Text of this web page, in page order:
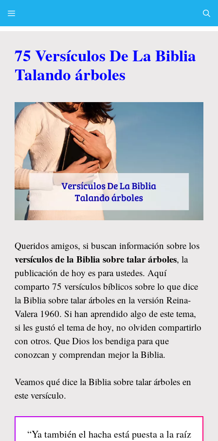
75 Versículos De La Biblia
Talando árboles
Queridos amigos, si buscan información sobre los
versículos de la Biblia sobre talar árboles, la
publicación de hoy es para ustedes. Aquí
comparto 75 versículos bíblicos sobre lo que dice
la Biblia sobre talar árboles en la versión Reina-
Valera 1960. Si han aprendido algo de este tema,
si les gustó el tema de hoy, no olviden compartirlo
con otros. Que Dios los bendiga para que
conozcan y comprendan mejor la Biblia.
Veamos qué dice la Biblia sobre talar árboles en
este versículo.
“Ya también el hacha está puesta a la raíz